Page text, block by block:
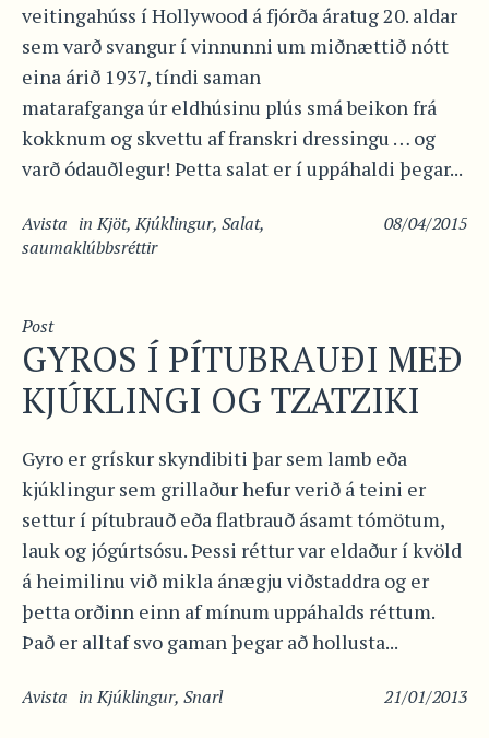
veitingahúss í Hollywood á fjórða áratug 20. aldar
sem varð svangur í vinnunni um miðnættið nótt
eina árið 1937, tíndi saman
matarafganga úr eldhúsinu plús smá beikon frá
kokknum og skvettu af franskri dressingu … og
varð ódauðlegur! Þetta salat er í uppáhaldi þegar...
08/04/2015
Avista inKjöt,Kjúklingur, Salat,
saumaklúbbsréttir
Post
GYROS Í PÍTUBRAUÐI MEÐ
KJÚKLINGI OG TZATZIKI
Gyro er grískur skyndibiti þar sem lamb eða
kjúklingur sem grillaður hefur verið á teini er
settur í pítubrauð eða flatbrauð ásamt tómötum,
lauk og jógúrtsósu. Þessi réttur var eldaður í kvöld
á heimilinu við mikla ánægju viðstaddra og er
þetta orðinn einn af mínum uppáhalds réttum.
Það er alltaf svo gaman þegar að hollusta...
21/01/2013
Avista inKjúklingur, Snarl